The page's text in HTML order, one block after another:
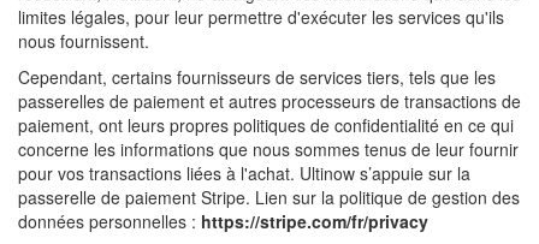
limites légales, pour leur permettre d'exécuter les services qu'ils
nous fournissent.
Cependant, certains fournisseurs de services tiers, tels que les
passerelles de paiement et autres processeurs de transactions de
paiement, ont leurs propres politiques de confidentialité en ce qui
concerne les informations que nous sommes tenus de leur fournir
pour vos transactions liées à l'achat. Ultinow s’appuie sur la
passerelle de paiement Stripe. Lien sur la politique de gestion des
données personnelles : https://stripe.com/fr/privacy